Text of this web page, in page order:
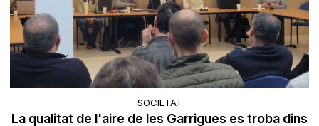
SOCIETAT
La qualitat de l'aire de les Garrigues es troba dins